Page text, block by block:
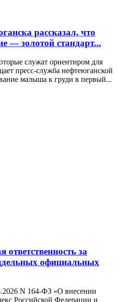
рассказал, что
— золотой стандарт...
служат ориентиром для
пресс-служба нефтеюганской
малыша к груди в первый...
ответственность за
официальных
N 164-ФЗ «О внесении
Российской Федерации и